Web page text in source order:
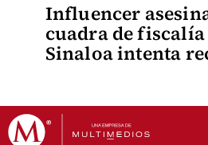
Influencer
cuadra de
Sinaloa intenta